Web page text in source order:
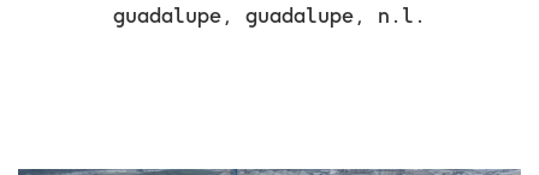
guadalupe, guadalupe, n.l.